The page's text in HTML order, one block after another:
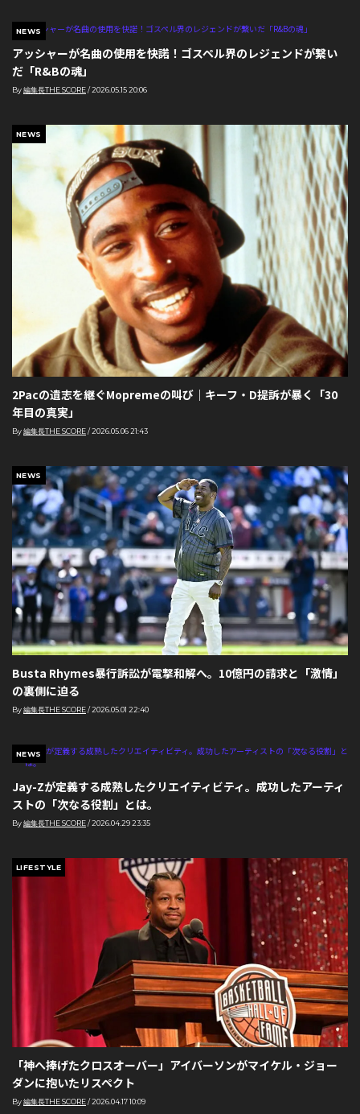
NEWS
アッシャーが名曲の使用を快諾！ゴスペル界のレジェンドが繋い
だ「R&Bの魂」
By編集長THE SCORE/2026.05.15 20:06
NEWS
2Pacの遺志を継ぐMopremeの叫び｜キーフ・D提訴が暴く「30
年目の真実」
By編集長THE SCORE/2026.05.06 21:43
NEWS
Busta Rhymes暴行訴訟が電撃和解へ。10億円の請求と「激情」
の裏側に迫る
By編集長THE SCORE/2026.05.01 22:40
NEWS
Jay-Zが定義する成熟したクリエイティビティ。成功したアーティ
ストの「次なる役割」とは。
By編集長THE SCORE/2026.04.29 23:35
LIFESTYLE
「神へ捧げたクロスオーバー」アイバーソンがマイケル・ジョー
ダンに抱いたリスペクト
By編集長THE SCORE/2026.04.17 10:09